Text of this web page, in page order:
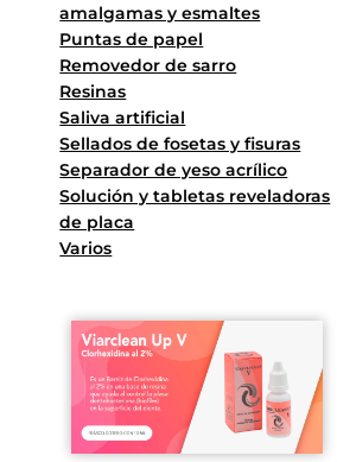
amalgamas y esmaltes
Puntas de papel
Removedor de sarro
Resinas
Saliva artificial
Sellados de fosetas y fisuras
Separador de yeso acrílico
Solución y tabletas reveladoras
de placa
Varios